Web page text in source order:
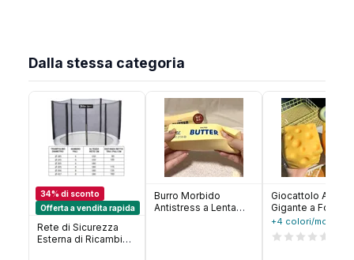
Dalla stessa categoria
34% di sconto
Offerta a vendita rapida
Rete di Sicurezza
Esterna di Ricambio
Burro Morbido
Antistress a Lenta
Giocattolo
Gigante a Forma
Formaggio,
Extra Large,
Giocattolo
+4 colori/motivi